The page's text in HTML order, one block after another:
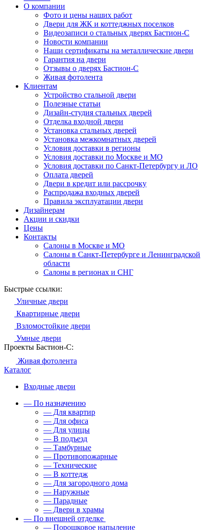
О компании
Фото и цены наших работ
Двери для ЖК и коттеджных поселков
Видеозаписи о стальных дверях Бастион-С
Новости компании
Наши сертификаты на металлические двери
Гарантия на двери
Отзывы о дверях Бастион-С
Живая фотолента
Клиентам
Устройство стальной двери
Полезные статьи
Дизайн-студия стальных дверей
Отделка входной двери
Установка стальных дверей
Установка межкомнатных дверей
Условия доставки в регионы
Условия доставки по Москве и МО
Условия доставки по Санкт-Петербургу и ЛО
Оплата дверей
Двери в кредит или рассрочку
Распродажа входных дверей
Правила эксплуатации двери
Дизайнерам
Акции и скидки
Цены
Контакты
Салоны в Москве и МО
Салоны в Санкт-Петербурге и Ленинградской
области
Салоны в регионах и СНГ
Быстрые ссылки:
Уличные двери
Квартирные двери
Взломостойкие двери
Умные двери
Проекты Бастион-С:
Живая фотолента
Каталог
Входные двери
— По назначению
— Для квартир
— Для офиса
— Для улицы
— В подъезд
— Тамбурные
— Противопожарные
— Технические
— В коттедж
— Для загородного дома
— Наружные
— Парадные
— Двери в храмы
— По внешней отделке
— Порошковое напыление